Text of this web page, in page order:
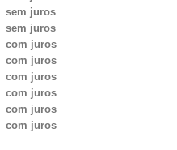
sem juros
sem juros
com juros
com juros
com juros
com juros
com juros
com juros